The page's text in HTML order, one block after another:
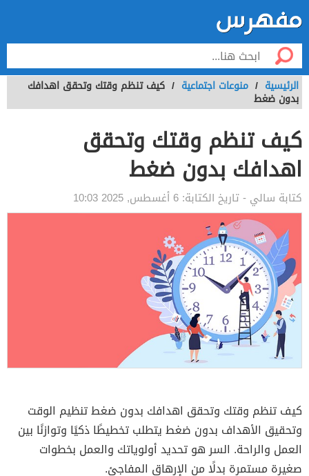
الرئيسية / منوعات اجتماعية / كيف تنظم وقتك وتحقق اهدافك
بدون ضغط
كيف تنظم وقتك وتحقق
اهدافك بدون ضغط
كتابة سالي - تاريخ الكتابة: 6 أغسطس, 2025 10:03
كيف تنظم وقتك وتحقق اهدافك بدون ضغط تنظيم الوقت
وتحقيق الأهداف بدون ضغط يتطلب تخطيطًا ذكيًا وتوازنًا بين
العمل والراحة. السر هو تحديد أولوياتك والعمل بخطوات
صغيرة مستمرة بدلًا من الإرهاق المفاجئ.